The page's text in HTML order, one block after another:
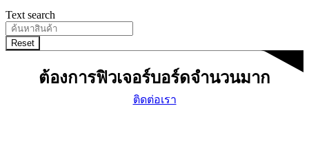
Text search
Reset
ต้องการฟิวเจอร์บอร์ดจำนวนมาก
ติดต่อเรา